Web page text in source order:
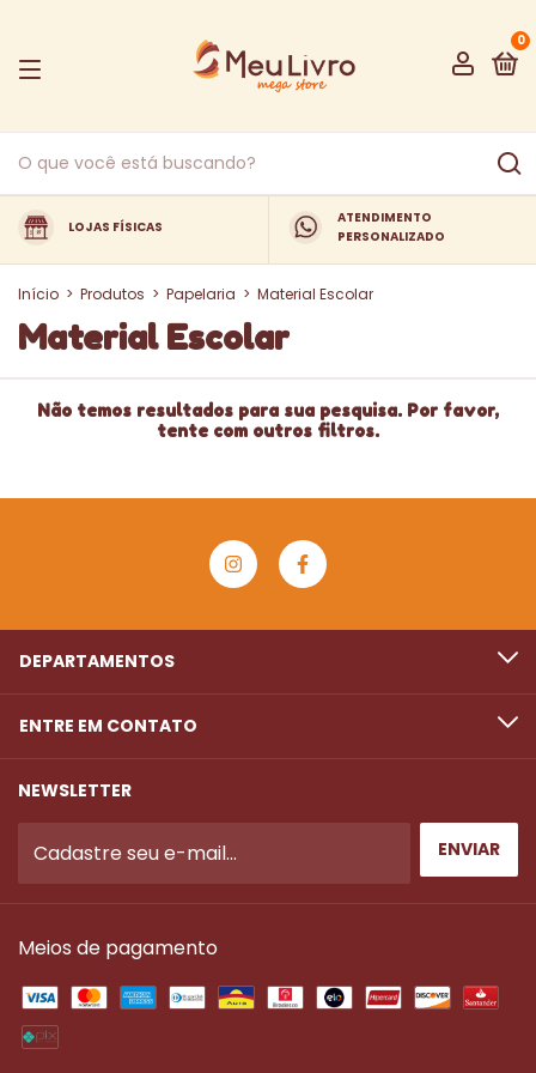
0
LOJAS FÍSICAS
ATENDIMENTO
PERSONALIZADO
Início > Produtos > Papelaria > Material Escolar
Material Escolar
Não temos resultados para sua pesquisa. Por favor,
tente com outros filtros.
DEPARTAMENTOS
ENTRE EM CONTATO
NEWSLETTER
Meios de pagamento